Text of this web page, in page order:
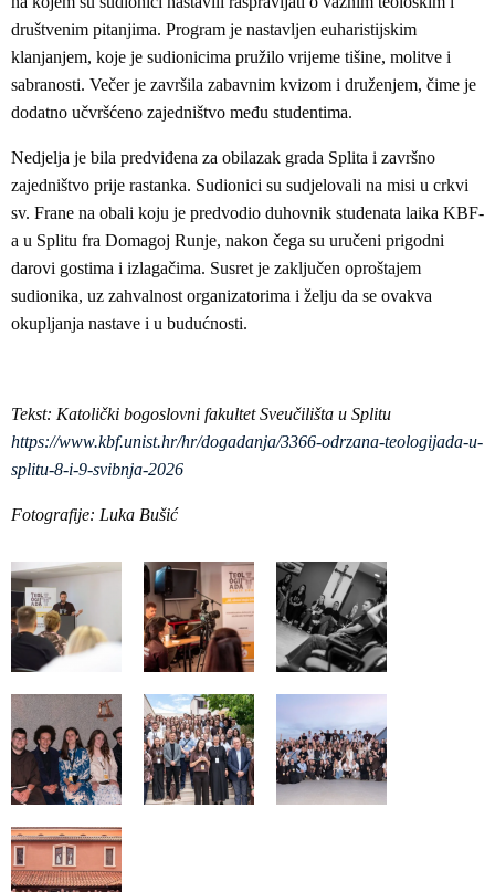
društvenim pitanjima. Program je nastavljen euharistijskim
klanjanjem, koje je sudionicima pružilo vrijeme tišine, molitve i
sabranosti. Večer je završila zabavnim kvizom i druženjem, čime je
dodatno učvršćeno zajedništvo među studentima.
Nedjelja je bila predviđena za obilazak grada Splita i završno
zajedništvo prije rastanka. Sudionici su sudjelovali na misi u crkvi
sv. Frane na obali koju je predvodio duhovnik studenata laika KBF-
a u Splitu fra Domagoj Runje, nakon čega su uručeni prigodni
darovi gostima i izlagačima. Susret je zaključen oproštajem
sudionika, uz zahvalnost organizatorima i želju da se ovakva
okupljanja nastave i u budućnosti.
Tekst: Katolički bogoslovni fakultet Sveučilišta u Splitu
https://www.kbf.unist.hr/hr/dogadanja/3366-odrzana-teologijada-u-
splitu-8-i-9-svibnja-2026
Fotografije: Luka Bušić